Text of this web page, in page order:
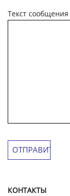
Текст сообщения
КОНТАКТЫ